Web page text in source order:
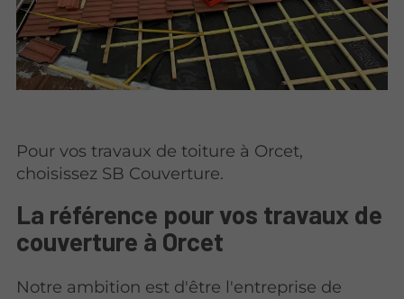
Pour vos travaux de toiture à Orcet,
choisissez SB Couverture.
La référence pour vos travaux de
couverture à Orcet
Notre ambition est d'être l'entreprise de